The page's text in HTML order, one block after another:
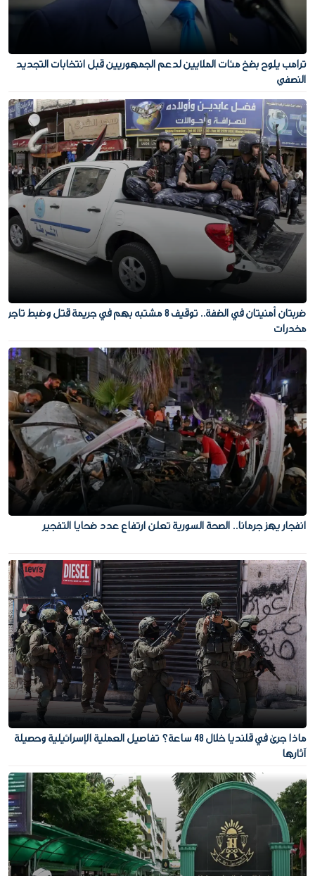
ترامب يلوح بضخ مئات الملايين لدعم الجمهوريين قبل انتخابات التجديد
النصفي
ضربتان أمنيتان في الضفة.. توقيف 8 مشتبه بهم في جريمة قتل وضبط تاجر
مخدرات
انفجار يهز جرمانا.. الصحة السورية تعلن ارتفاع عدد ضحايا التفجير
ماذا جرى في قلنديا خلال 48 ساعة؟ تفاصيل العملية الإسرائيلية وحصيلة
آثارها